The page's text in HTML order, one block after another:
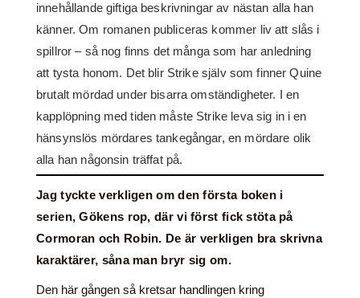
innehållande giftiga beskrivningar av nästan alla han
känner. Om romanen publiceras kommer liv att slås i
spillror – så nog finns det många som har anledning
att tysta honom. Det blir Strike själv som finner Quine
brutalt mördad under bisarra omständigheter. I en
kapplöpning med tiden måste Strike leva sig in i en
hänsynslös mördares tankegångar, en mördare olik
alla han någonsin träffat på.
Jag tyckte verkligen om den första boken i
serien, Gökens rop, där vi först fick stöta på
Cormoran och Robin. De är verkligen bra skrivna
karaktärer, såna man bryr sig om.
Den här gången så kretsar handlingen kring